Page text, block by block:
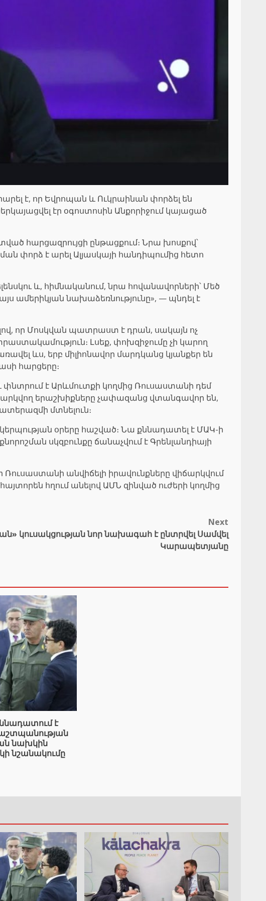
է, որ Եվրոպան և Ուկրաինան փորձել են
էր օգոստոսին Անքորիջում կայացած
հարցազրույցի ընթացքում։ Նրա խոսքով՝
փորձ է արել Ալյասկայի հանդիպումից հետո
և, հիմնականում, նրա հովանավորների՝ Մեծ
ամերիկյան նախաձեռնությունը», — պնդել է
որ Մոսկվան պատրաստ է դրան, սակայն ոչ
Լսեք, փոխզիջումը չի կարող
ևս, երբ միլիոնավոր մարդկանց կյանքեր են
հարցերը։
և փնտրում է Արևմուտքի կողմից Ռուսաստանի դեմ
երաշխիքները չափազանց վտանգավոր են,
մտնելուն։
օրերը հաշված։ Նա քննադատել է ՄԱԿ-ի
սկզբունքը ճանաչվում է Գրենլանդիայի
անվիճելի իրավունքները վիճարկվում
հղում անելով ԱՄՆ զինված ուժերի կողմից
Next
կուսակցության նոր նախագահ է ընտրվել Սամվել
Կարապետյանը
է
նախկին
նշանակումը